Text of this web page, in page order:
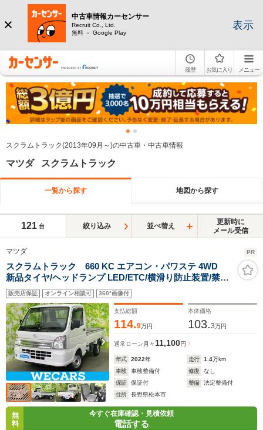
中古車情報カーセンサー
Recruit Co., Ltd.
無料 － Google Play
表示
履歴 お気に入り メニュー
スクラムトラック(2013年09月～)の中古車・中古車情報
マツダ スクラムトラック
一覧から探す 地図から探す
121 台 絞り込み 並べ替え
更新時に
メール受信
マツダ PR
スクラムトラック 660 KC エアコン・パワステ 4WD
新品タイヤ/ヘッドランプ LED/ETC/横滑り防止装置/禁煙
車/エアバッグ 運転席/エアバッグ 助手席/パワーステアリ
ング/オートライト/ワンオーナー/マニュアルエアコン
販売店保証 オンライン相談可 360°画像付
支払総額
114.9万円
本体価格
103.3万円
通常ローン 月々11,100円
年式 2022年 走行 1.4万km
車検
車検整備付 修復
なし
保証
保証付 整備
法定整備付
住所
長野県松本市
無
料
今すぐ在庫確認・見積依頼
電話する